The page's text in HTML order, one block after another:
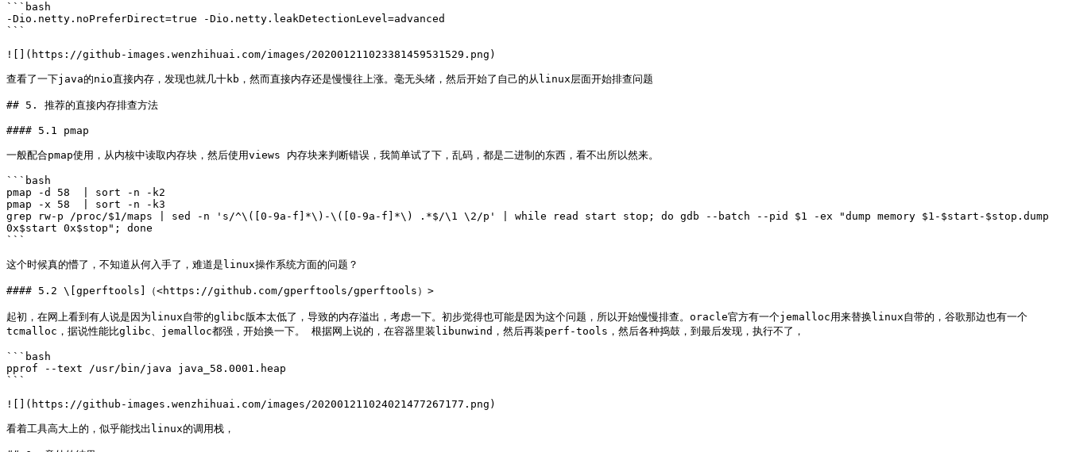
```bash
-Dio.netty.noPreferDirect=true -Dio.netty.leakDetectionLevel=advanced
```
![](https://github-images.wenzhihuai.com/images/202001211023381459531529.png)
查看了一下java的nio直接内存，发现也就几十kb，然而直接内存还是慢慢往上涨。毫无头绪，然后开始了自己的从linux层面开始排查问题
## 5. 推荐的直接内存排查方法
#### 5.1 pmap
一般配合pmap使用，从内核中读取内存块，然后使用views 内存块来判断错误，我简单试了下，乱码，都是二进制的东西，看不出所以然来。
```bash
pmap -d 58  | sort -n -k2
pmap -x 58  | sort -n -k3
grep rw-p /proc/$1/maps | sed -n 's/^\([0-9a-f]*\)-\([0-9a-f]*\) .*$/\1 \2/p' | while read start stop; do gdb --batch --pid $1 -ex "dump memory $1-$start-$stop.dump
0x$start 0x$stop"; done
```
这个时候真的懵了，不知道从何入手了，难道是linux操作系统方面的问题？
#### 5.2 \[gperftools]（<https://github.com/gperftools/gperftools）>
起初，在网上看到有人说是因为linux自带的glibc版本太低了，导致的内存溢出，考虑一下。初步觉得也可能是因为这个问题，所以开始慢慢排查。oracle官方有一个jemalloc用来替换linux自带的，谷歌那边也有一个
tcmalloc，据说性能比glibc、jemalloc都强，开始换一下。 根据网上说的，在容器里装libunwind，然后再装perf-tools，然后各种捣鼓，到最后发现，执行不了，
```bash
pprof --text /usr/bin/java java_58.0001.heap
```
![](https://github-images.wenzhihuai.com/images/202001211024021477267177.png)
看着工具高大上的，似乎能找出linux的调用栈，